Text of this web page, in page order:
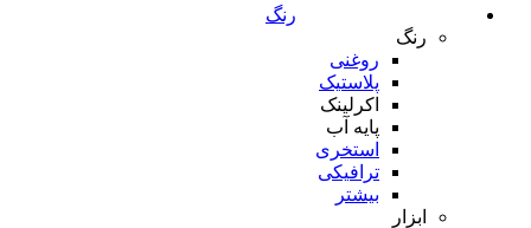
رنگ
رنگ
روغنی
پلاستیک
اکرلینک
پایه آب
استخری
ترافیکی
بیشتر
ابزار